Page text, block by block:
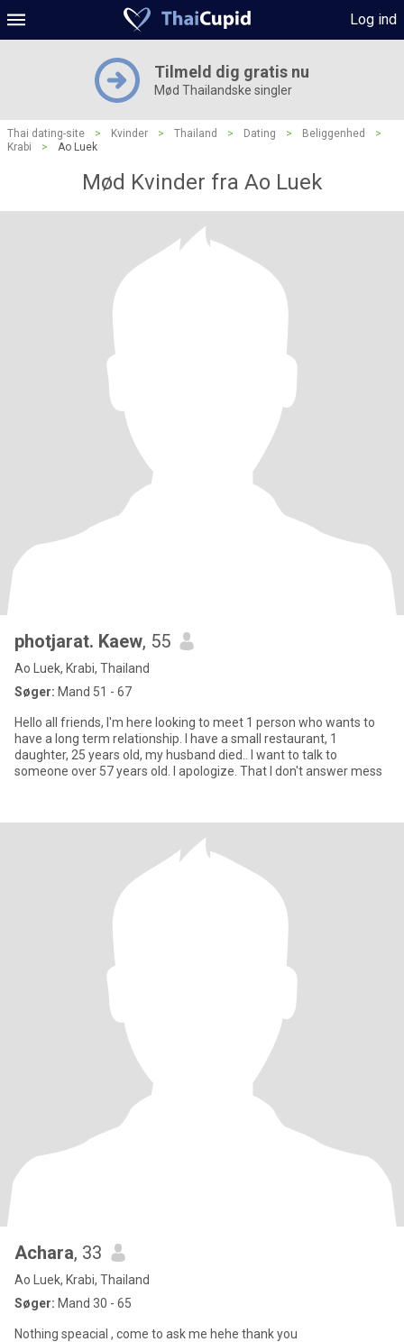
Log ind
Tilmeld dig gratis nu
Mød Thailandske singler
Thai dating-site > Kvinder > Thailand > Dating > Beliggenhed
>
Krabi
> Ao Luek
Mød Kvinder fra Ao Luek
photjarat. Kaew, 55
Ao Luek, Krabi, Thailand
Søger: Mand 51 - 67
Hello all friends, I'm here looking to meet 1 person who wants to
have a long term relationship. I have a small restaurant, 1
daughter, 25 years old, my husband died.. I want to talk to
someone over 57 years old. I apologize. That I don't answer mess
Achara, 33
Ao Luek, Krabi, Thailand
Søger: Mand 30 - 65
Nothing speacial , come to ask me hehe thank you